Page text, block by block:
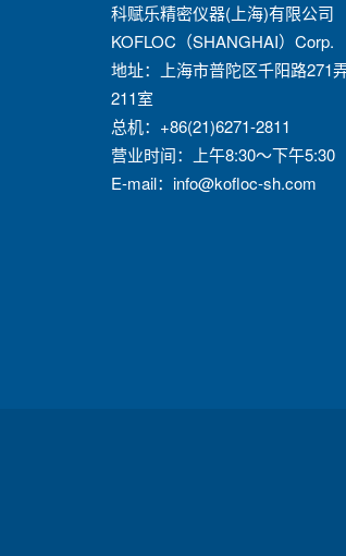
科赋乐精密仪器(上海)有限公司
KOFLOC（SHANGHAI）Corp.
地址：上海市普陀区千阳路271
211室
总机：+86(21)6271-2811
营业时间：上午8:30～下午5:30
E-mail： info@kofloc-sh.com